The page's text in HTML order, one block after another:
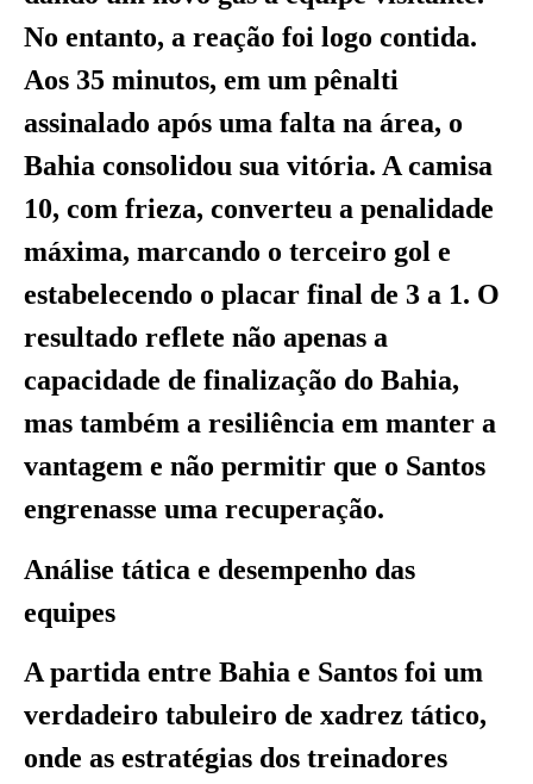
No entanto, a reação foi logo contida.
Aos 35 minutos, em um pênalti
assinalado após uma falta na área, o
Bahia consolidou sua vitória. A camisa
10, com frieza, converteu a penalidade
máxima, marcando o terceiro gol e
estabelecendo o placar final de 3 a 1. O
resultado reflete não apenas a
capacidade de finalização do Bahia,
mas também a resiliência em manter a
vantagem e não permitir que o Santos
engrenasse uma recuperação.
Análise tática e desempenho das
equipes
A partida entre Bahia e Santos foi um
verdadeiro tabuleiro de xadrez tático,
onde as estratégias dos treinadores